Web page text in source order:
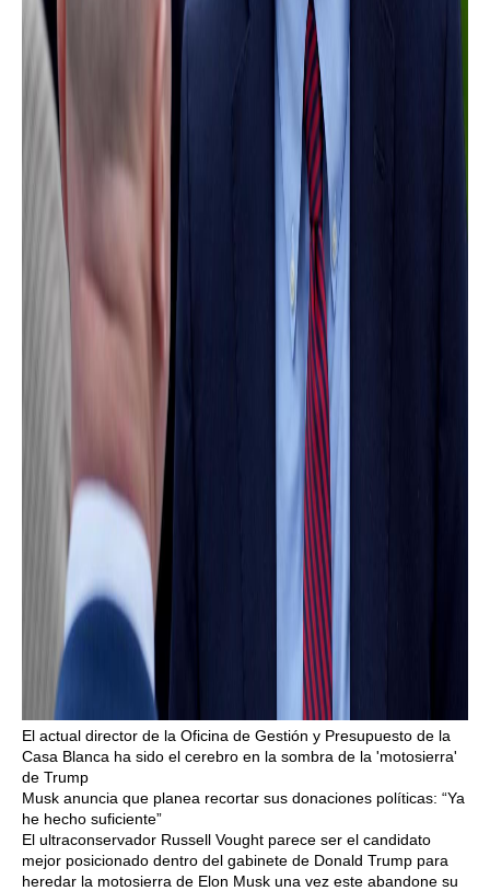
El actual director de la Oficina de Gestión y Presupuesto de la
Casa Blanca ha sido el cerebro en la sombra de la 'motosierra'
de Trump
Musk anuncia que planea recortar sus donaciones políticas: “Ya
he hecho suficiente”
El ultraconservador Russell Vought parece ser el candidato
mejor posicionado dentro del gabinete de Donald Trump para
heredar la motosierra de Elon Musk una vez este abandone su